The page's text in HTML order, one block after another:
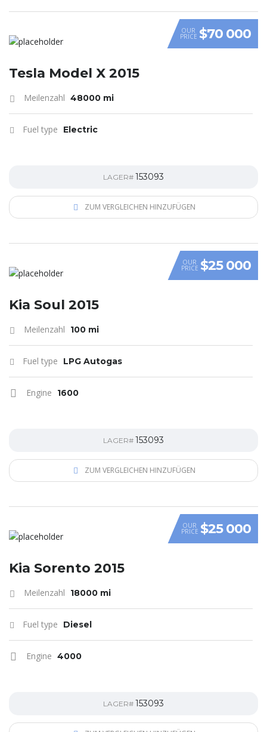
OUR
PRICE $70 000
Tesla Model X 2015
Meilenzahl 48000 mi
Fuel type Electric
LAGER# 153093
ZUM VERGLEICHEN HINZUFÜGEN
VIDEO
OUR
PRICE $25 000
Kia Soul 2015
Meilenzahl 100 mi
Fuel type LPG Autogas
Engine 1600
LAGER# 153093
ZUM VERGLEICHEN HINZUFÜGEN
OUR
PRICE $25 000
Kia Sorento 2015
Meilenzahl 18000 mi
Fuel type Diesel
Engine 4000
LAGER# 153093